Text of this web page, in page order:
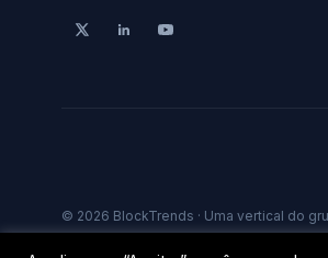
© 2026 BlockTrends · Uma vertical do